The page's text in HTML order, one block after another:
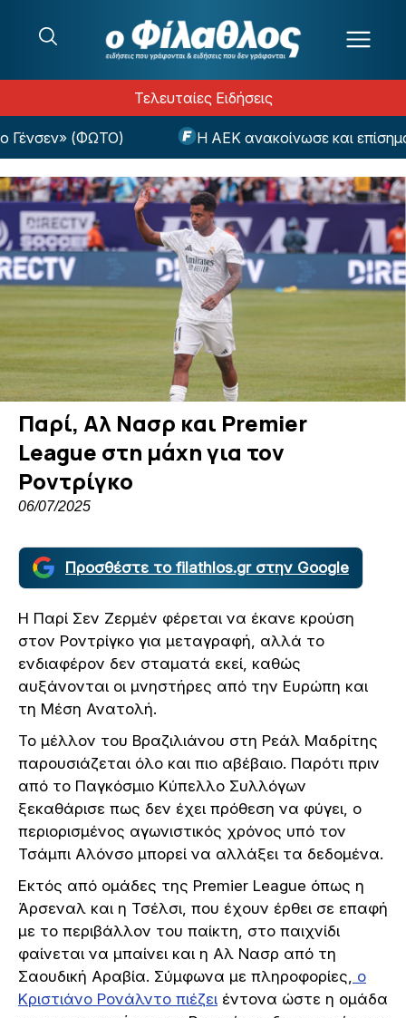
Τελευταίες Ειδήσεις
(ΦΩΤΟ) Η ΑΕΚ ανακοίνωσε και επίσημα
Παρί, Αλ Νασρ και Premier
League στη μάχη για τον
Ροντρίγκο
06/07/2025
Προσθέστε το filathlos.gr στην Google
Η Παρί Σεν Ζερμέν φέρεται να έκανε κρούση
στον Ροντρίγκο για μεταγραφή, αλλά το
ενδιαφέρον δεν σταματά εκεί, καθώς
αυξάνονται οι μνηστήρες από την Ευρώπη και
τη Μέση Ανατολή.
Το μέλλον του Βραζιλιάνου στη Ρεάλ Μαδρίτης
παρουσιάζεται όλο και πιο αβέβαιο. Παρότι πριν
από το Παγκόσμιο Κύπελλο Συλλόγων
ξεκαθάρισε πως δεν έχει πρόθεση να φύγει, ο
περιορισμένος αγωνιστικός χρόνος υπό τον
Τσάμπι Αλόνσο μπορεί να αλλάξει τα δεδομένα.
Εκτός από ομάδες της Premier League όπως η
Άρσεναλ και η Τσέλσι, που έχουν έρθει σε επαφή
με το περιβάλλον του παίκτη, στο παιχνίδι
φαίνεται να μπαίνει και η Αλ Νασρ από τη
Σαουδική Αραβία. Σύμφωνα με πληροφορίες, ο
Κριστιάνο Ρονάλντο πιέζει έντονα ώστε η ομάδα